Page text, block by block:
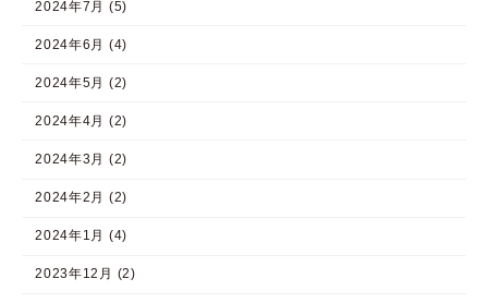
2024年7月 (5)
2024年6月 (4)
2024年5月 (2)
2024年4月 (2)
2024年3月 (2)
2024年2月 (2)
2024年1月 (4)
2023年12月 (2)